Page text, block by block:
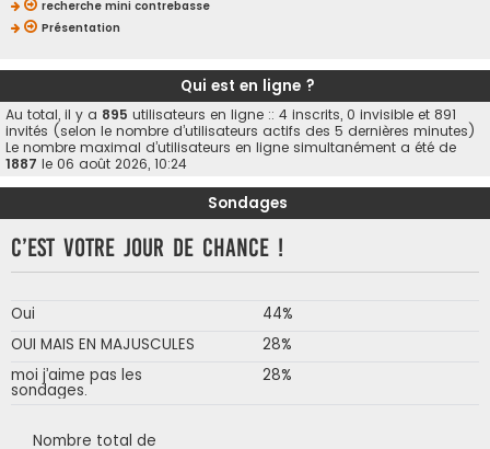
recherche mini contrebasse
Présentation
Qui est en ligne ?
Au total, il y a 895 utilisateurs en ligne :: 4 inscrits, 0 invisible et 891
invités (selon le nombre d’utilisateurs actifs des 5 dernières minutes)
Le nombre maximal d’utilisateurs en ligne simultanément a été de
1887 le 06 août 2026, 10:24
Sondages
C’est votre jour de chance !
Oui
44%
OUI MAIS EN MAJUSCULES
28%
moi j’aime pas les
sondages.
28%
Nombre total de